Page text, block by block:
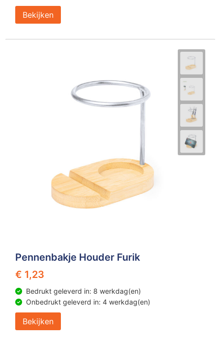
Bekijken
Pennenbakje Houder Furik
€ 1,23
Bedrukt geleverd in: 8 werkdag(en)
Onbedrukt geleverd in: 4 werkdag(en)
Bekijken